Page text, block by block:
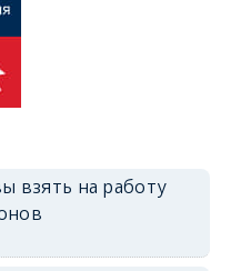
взять на работу